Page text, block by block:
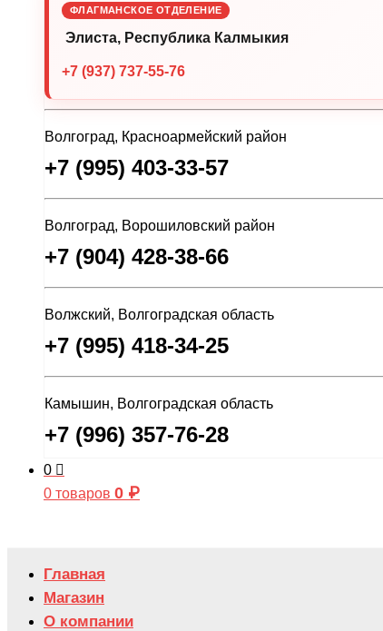
ФЛАГМАНСКОЕ ОТДЕЛЕНИЕ
Элиста, Республика Калмыкия
+7 (937) 737-55-76
Волгоград, Красноармейский район
+7 (995) 403-33-57
Волгоград, Ворошиловский район
+7 (904) 428-38-66
Волжский, Волгоградская область
+7 (995) 418-34-25
Камышин, Волгоградская область
+7 (996) 357-76-28
0
0 товаров 0 ₽
Главная
Магазин
О компании